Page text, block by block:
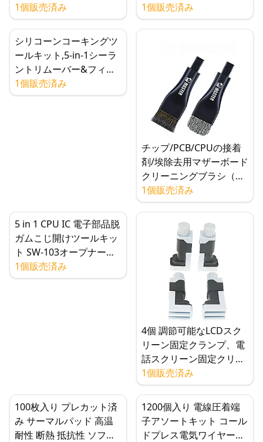
銀ペースト
1個販売済み
マートフォンCPU、
NAND、マザーボード修
1個販売済み
シリコーンコーキングツ
ールキット,5-in-1シーラ
ントリムーバー&フィニ
ッシャー,ステンレススチ
ールヘッド,傷なし,耐摩
1個販売済み
チップ/PCB/CPUの接着
剤/埃除去用マザーボード
クリーニングブラシ（ス
チール/剛毛/ダブルヘッ
ド）
1個販売済み
5 in 1 CPU IC 電子部品脱
ガムこじ開けツールキッ
ト SW-103オープナーキ
ット
1個販売済み
4個 調節可能なLCDスク
リーン固定クランプ、電
話スクリーン固定クリッ
プ
1個販売済み
100枚入り プレカット済
み サーマルパッド 高温
耐性 断熱 抵抗性 ソフト
1200個入り 電線圧着端
子アソートキット コール
ドプレス電気ワイヤーコ